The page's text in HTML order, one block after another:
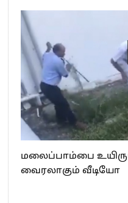
மலைப்பாம்பை
வைரலாகும் வீடியோ